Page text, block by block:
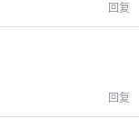
回复
回复